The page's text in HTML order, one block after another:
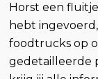
Horst een
hebt
foodtrucks op
gedetailleerde